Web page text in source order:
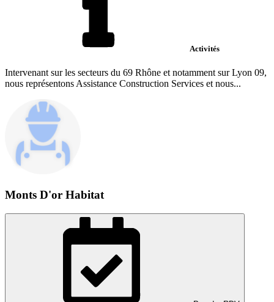
Activités
Intervenant sur les secteurs du 69 Rhône et notamment sur Lyon 09,
nous représentons Assistance Construction Services et nous...
Monts D'or Habitat